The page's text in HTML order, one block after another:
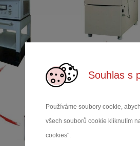
Souhlas s
Používáme soubory cookie,
všech souborů cookie kliknutím
cookies".